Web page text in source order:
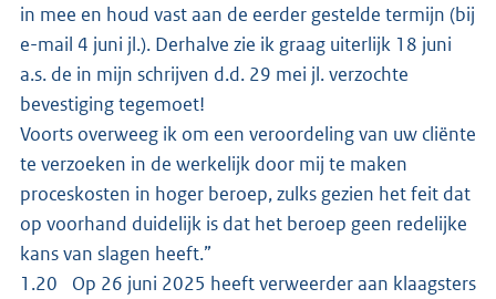
in mee en houd vast aan de eerder gestelde termijn (bij
e-mail 4 juni jl.). Derhalve zie ik graag uiterlijk 18 juni
a.s. de in mijn schrijven d.d. 29 mei jl. verzochte
bevestiging tegemoet!
Voorts overweeg ik om een veroordeling van uw cliënte
te verzoeken in de werkelijk door mij te maken
proceskosten in hoger beroep, zulks gezien het feit dat
op voorhand duidelijk is dat het beroep geen redelijke
kans van slagen heeft.”
1.20 Op 26 juni 2025 heeft verweerder aan klaagsters